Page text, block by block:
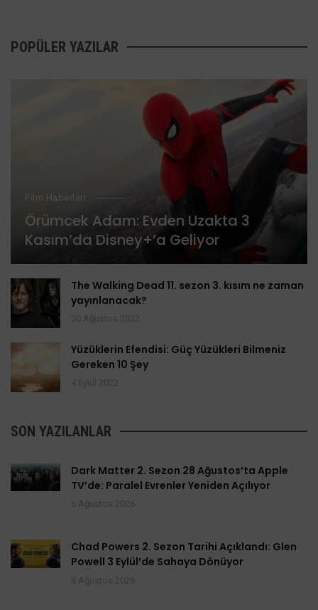
POPÜLER YAZILAR
Film Haberleri
Örümcek Adam: Evden Uzakta 3
Kasım’da Disney+’a Geliyor
The Walking Dead 11. sezon 3. kısım ne zaman
yayınlanacak?
Yüzüklerin Efendisi: Güç Yüzükleri Bilmeniz
Gereken 10 Şey
SON YAZILANLAR
Dark Matter 2. Sezon 28 Ağustos’ta Apple
TV’de: Paralel Evrenler Yeniden Açılıyor
Chad Powers 2. Sezon Tarihi Açıklandı: Glen
Powell 3 Eylül’de Sahaya Dönüyor